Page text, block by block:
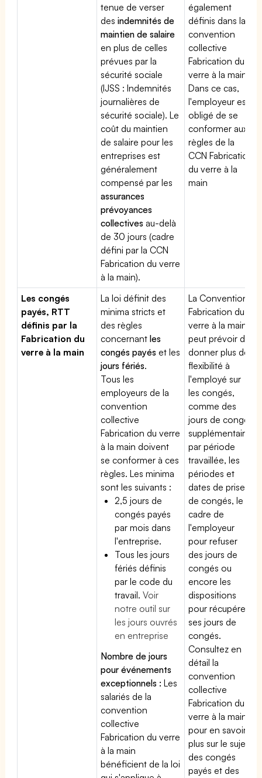
tenue de verser
desindemnités de
maintien de salaire
en plus de celles
prévues par la
sécurité sociale
(IJSS : Indemnités
journalières de
sécurité sociale). Le
coût du maintien
de salaire pour les
entreprises est
généralement
compensé par les
assurances
prévoyances
collectives au-delà
de 30 jours (cadre
défini par la CCN
Fabrication du verre
à la main).
également
définis dans la
convention
collective
Fabrication du
verre à la main.
Dans ce cas,
l'employeur est
obligé de se
conformer aux
règles de la
CCN Fabrication
du verre à la
main
Les congés
payés, RTT
définis par la
Fabrication du
verre à la main
La loi définit des
minima stricts et
des règles
concernantles
congés payés et les
jours fériés.
Tous les
employeurs de la
convention
collective
Fabrication du verre
à la main doivent
se conformer à ces
règles. Les minima
sont les suivants :
2,5 jours de
congés payés
par mois dans
l'entreprise.
Tous les jours
fériés définis
par le code du
travail.Voir
notre outil sur
les jours ouvrés
en entreprise
Nombre de jours
pour événements
exceptionnels : Les
salariés de la
convention
collective
Fabrication du verre
à la main
bénéficient de la loi
La Convention
Fabrication du
verre à la main
peut prévoir de
donner plus de
flexibilité à
l'employé sur
les congés,
comme des
jours de congé
supplémentaires
par période
travaillée, les
périodes et
dates de prise
de congés, le
cadre de
l'employeur
pour refuser
des jours de
congés ou
encore les
dispositions
pour récupérer
ses jours de
congés.
Consultez en
détail la
convention
collective
Fabrication du
verre à la main
pour en savoir
plus sur le sujet
des congés
payés et des